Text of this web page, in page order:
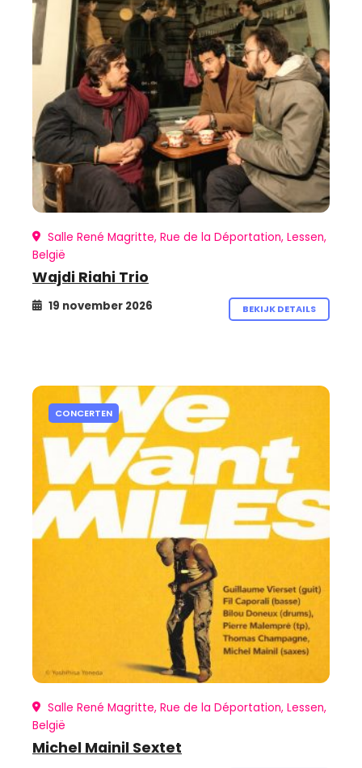
Salle René Magritte, Rue de la Déportation, Lessen,
België
Wajdi Riahi Trio
19 november 2026 BEKIJK DETAILS
CONCERTEN
Salle René Magritte, Rue de la Déportation, Lessen,
België
Michel Mainil Sextet